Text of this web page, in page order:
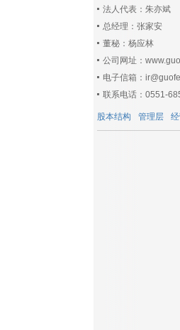
法人代表：朱亦斌
总经理：张家安
董秘：杨应林
公司网址：
电子信箱：
联系电话：0551-
股本结构 管理层